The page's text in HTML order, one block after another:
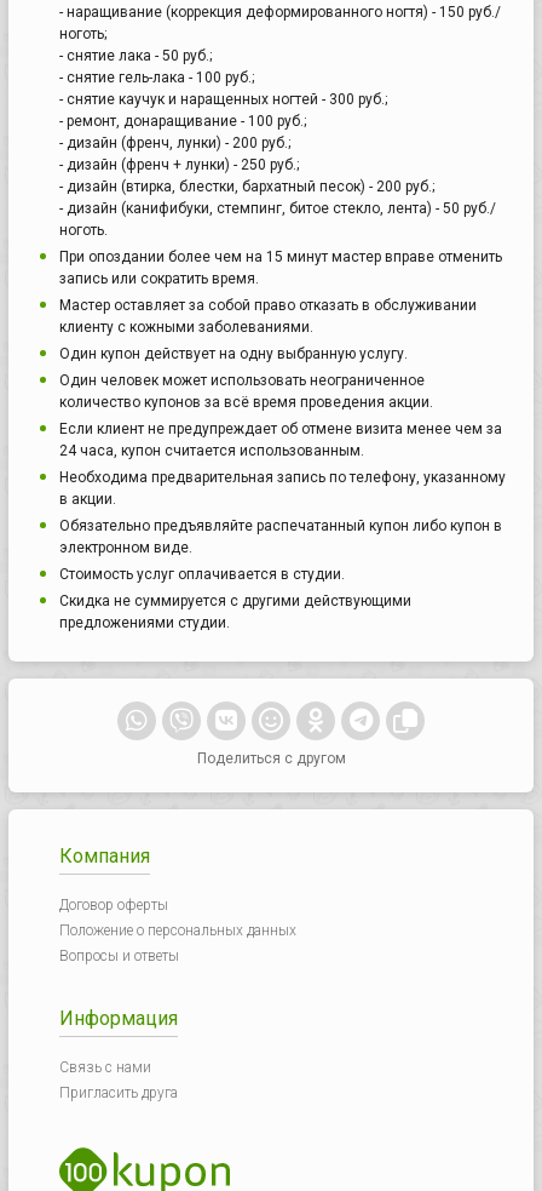
- наращивание (коррекция деформированного ногтя) - 150 руб./
ноготь;
- снятие лака - 50 руб.;
- снятие гель-лака - 100 руб.;
- снятие каучук и наращенных ногтей - 300 руб.;
- ремонт, донаращивание - 100 руб.;
- дизайн (френч, лунки) - 200 руб.;
- дизайн (френч + лунки) - 250 руб.;
- дизайн (втирка, блестки, бархатный песок) - 200 руб.;
- дизайн (канифибуки, стемпинг, битое стекло, лента) - 50 руб./
ноготь.
При опоздании более чем на 15 минут мастер вправе отменить
запись или сократить время.
Мастер оставляет за собой право отказать в обслуживании
клиенту с кожными заболеваниями.
Один купон действует на одну выбранную услугу.
Один человек может использовать неограниченное
количество купонов за всё время проведения акции.
Если клиент не предупреждает об отмене визита менее чем за
24 часа, купон считается использованным.
Необходима предварительная запись по телефону, указанному
в акции.
Обязательно предъявляйте распечатанный купон либо купон в
электронном виде.
Стоимость услуг оплачивается в студии.
Скидка не суммируется с другими действующими
предложениями студии.
Поделиться с другом
Компания
Договор оферты
Положение о персональных данных
Вопросы и ответы
Информация
Связь с нами
Пригласить друга